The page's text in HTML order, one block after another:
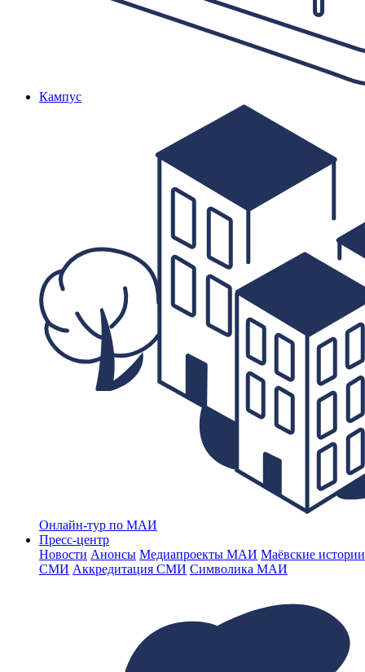
Кампус
Онлайн-тур по МАИ
Пресс-центр
Новости Анонсы Медиапроекты МАИ Маёвские
СМИ Аккредитация СМИ Символика МАИ